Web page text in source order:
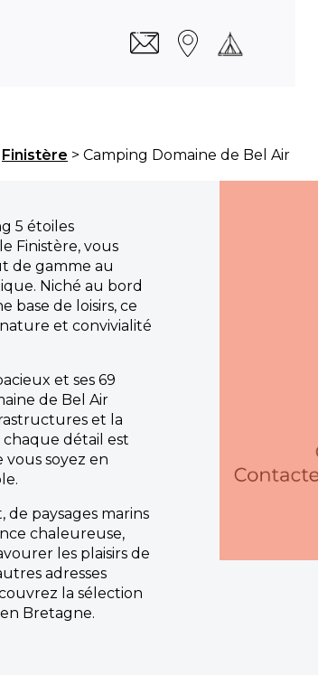
Finistère > Camping Domaine de Bel Air
5 étoiles
Finistère, vous
de gamme au
Niché au bord
base de loisirs, ce
et convivialité
et ses 69
de Bel Air
et la
chaque détail est
soyez en
paysages marins
chaleureuse,
les plaisirs de
adresses
la sélection
Bretagne.